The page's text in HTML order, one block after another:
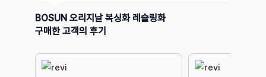
BOSUN 오리지날 복싱화 레슬링화
구매한 고객의 후기